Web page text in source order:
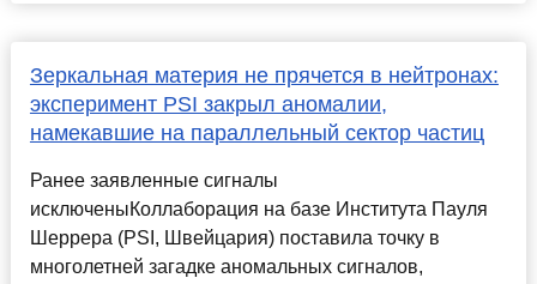
Зеркальная материя не прячется в нейтронах:
эксперимент PSI закрыл аномалии,
намекавшие на параллельный сектор частиц
Ранее заявленные сигналы
исключеныКоллаборация на базе Института Пауля
Шеррера (PSI, Швейцария) поставила точку в
многолетней загадке аномальных сигналов,